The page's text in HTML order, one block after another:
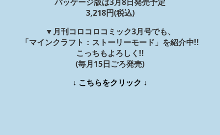
3,218円(税込)
▼月刊コロコロコミック3月号でも、
「マインクラフト：ストーリーモード」を紹介中!!
こっちもよろしく!!
(毎月15日ごろ発売)
↓ こちらをクリック ↓